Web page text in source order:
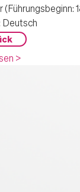
(Führungsbeginn:
Deutsch
>